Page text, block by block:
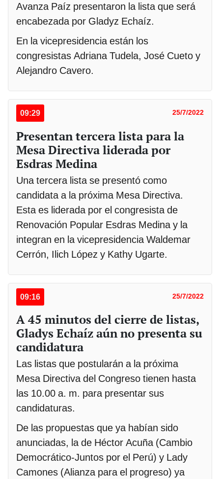
Avanza Paíz presentaron la lista que será
encabezada por Gladyz Echaíz.
En la vicepresidencia están los
congresistas Adriana Tudela, José Cueto y
Alejandro Cavero.
09:29 25/7/2022
Presentan tercera lista para la
Mesa Directiva liderada por
Esdras Medina
Una tercera lista se presentó como
candidata a la próxima Mesa Directiva.
Esta es liderada por el congresista de
Renovación Popular Esdras Medina y la
integran en la vicepresidencia Waldemar
Cerrón, Ilich López y Kathy Ugarte.
09:16 25/7/2022
A 45 minutos del cierre de listas,
Gladys Echaíz aún no presenta su
candidatura
Las listas que postularán a la próxima
Mesa Directiva del Congreso tienen hasta
las 10.00 a. m. para presentar sus
candidaturas.
De las propuestas que ya habían sido
anunciadas, la de Héctor Acuña (Cambio
Democrático-Juntos por el Perú) y Lady
Camones (Alianza para el progreso) ya